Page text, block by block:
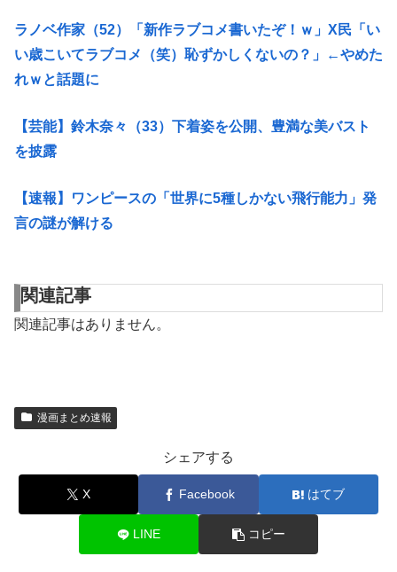
ラノベ作家（52）「新作ラブコメ書いたぞ！ｗ」X民「い
い歳こいてラブコメ（笑）恥ずかしくないの？」←やめた
れｗと話題に
【芸能】鈴木奈々（33）下着姿を公開、豊満な美バスト
を披露
【速報】ワンピースの「世界に5種しかない飛行能力」発
言の謎が解ける
関連記事
関連記事はありません。
漫画まとめ速報
シェアする
X Facebook はてブ
LINE コピー